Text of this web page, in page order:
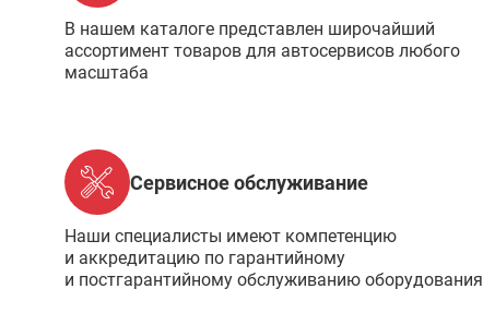
В нашем каталоге представлен широчайший
ассортимент товаров для автосервисов любого
масштаба
Сервисное обслуживание
Наши специалисты имеют компетенцию
и аккредитацию по гарантийному
и постгарантийному обслуживанию оборудования